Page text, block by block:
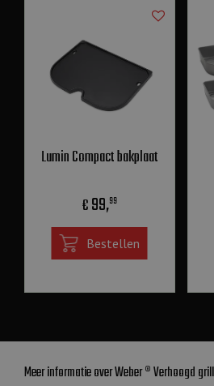
Lumin Compact bakplaat
€99,99
Bestellen
Meer informatie over Weber ® Verhoogd